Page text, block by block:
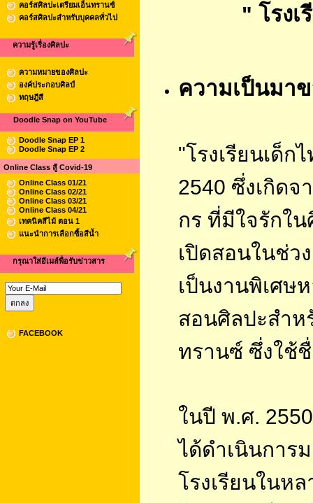
คอร์สศิลปะเตรียมเอ็นทรานซ์
คอร์สศิลปะสำหรับบุคคลทั่วไป
ความรู้เรื่องศิลปะ
ความหมายของศิลปะ
องค์ประกอบศิลป์
ทฤษฎีสี
Doodle Snap on YouTube
Doodle Snap EP 1
Doodle Snap EP 2
Online Class สู้ Covid-19
Online Class 01/21
Online Class 02/21
Online Class 03/21
Online Class 04/21
เทคนิคสีไม้ ตอน 1
แนะนำการเลือกซื้อสีน้ำ
กรุณาใส่อีเมล์พื่อรับข่าวสาร
FACEBOOK
" โรงเ
ความเป็นมาข
"โรงเรียนเด็ก
2540 ซึ่งเกิด
กร ที่มีใจรักใ
เปิดสอนในช่ว
เป็นงานพิเศษ
สอนศิลปะสำห
ทรานซ์ ซึ่งใช้
ในปี พ.ศ.
ได้ดำเนินการ
โรงเรียนในห